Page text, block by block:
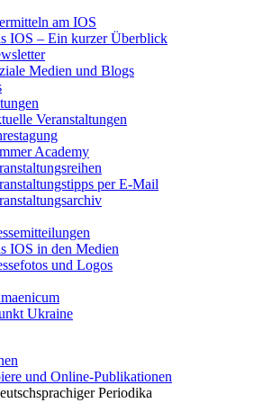
am IOS
IOS – Ein kurzer Überblick
Medien und Blogs
Veranstaltungen
Academy
per E-Mail
IOS in den Medien
und Logos
Ukraine
und Online-Publikationen
Periodika